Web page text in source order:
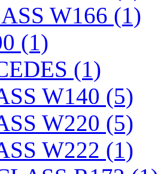
W166 (1)
(1)
(1)
W140 (5)
W220 (5)
W222 (1)